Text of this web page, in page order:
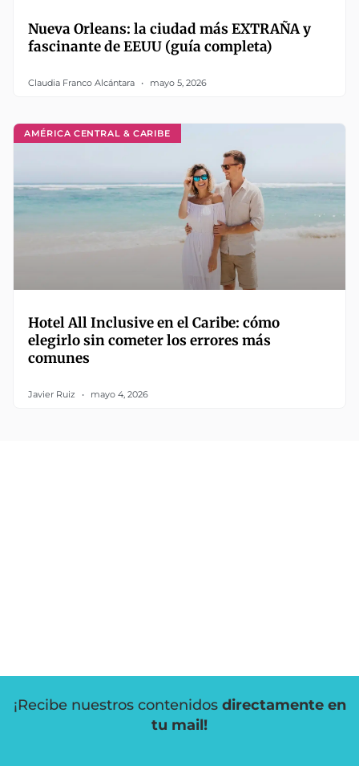
Nueva Orleans: la ciudad más EXTRAÑA y
fascinante de EEUU (guía completa)
Claudia Franco Alcántara mayo 5, 2026
AMÉRICA CENTRAL & CARIBE
Hotel All Inclusive en el Caribe: cómo
elegirlo sin cometer los errores más
comunes
Javier Ruiz mayo 4, 2026
¡Recibe nuestros contenidos directamente en
tu mail!